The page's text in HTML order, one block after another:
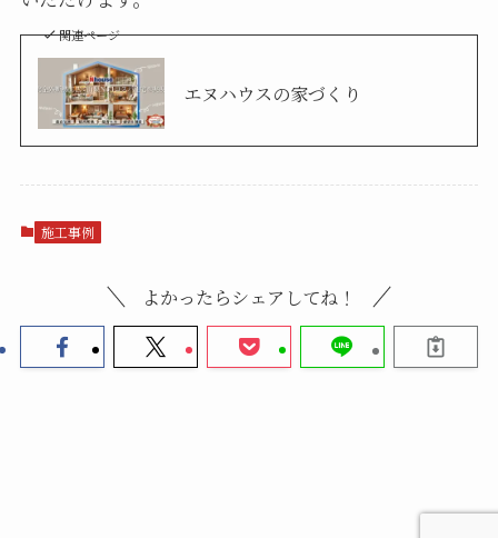
関連ページ
エヌハウスの家づくり
施工事例
よかったらシェアしてね！